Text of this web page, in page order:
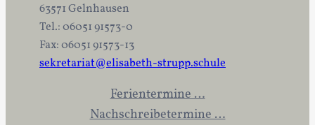
63571 Gelnhausen
Tel.: 06051 91573-0
Fax: 06051 91573-13
sekretariat@elisabeth-strupp.schule
Ferientermine …
Nachschreibetermine …